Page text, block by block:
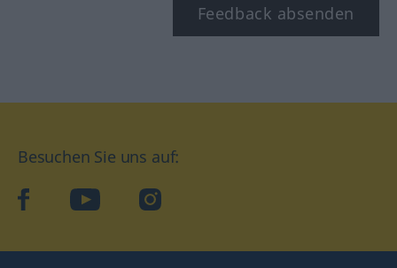
Feedback absenden
Besuchen Sie uns auf:
facebookYouTube Instagram